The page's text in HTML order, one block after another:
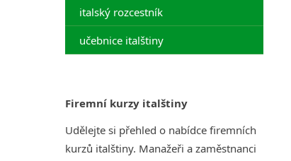
italský rozcestník
učebnice italštiny
Firemní kurzy italštiny
Udělejte si přehled o nabídce firemních
kurzů italštiny. Manažeři a zaměstnanci